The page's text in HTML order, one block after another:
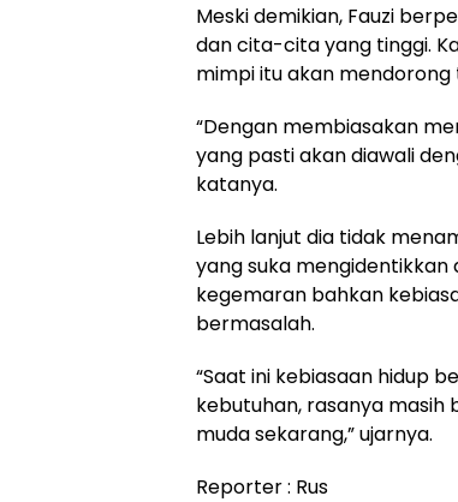
Meski demikian, Fauzi
dan cita-cita yang tinggi.
mimpi itu akan
“Dengan membiasakan
yang pasti akan diawali
katanya.
Lebih lanjut dia tidak
yang suka mengidentikkan
kegemaran bahkan
bermasalah.
“Saat ini kebiasaan hidup
kebutuhan, rasanya masih
muda sekarang,” ujarnya.
Reporter : Rus